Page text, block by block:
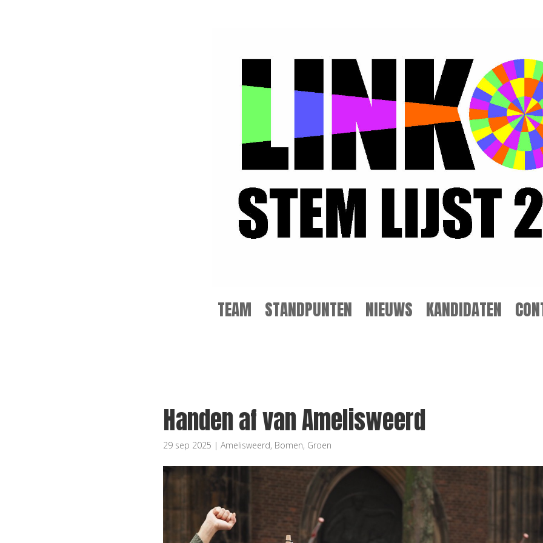
TEAM STANDPUNTEN NIEUWS KANDIDATEN
Handen af van Amelisweerd
29 sep 2025 | Amelisweerd, Bomen, Groen